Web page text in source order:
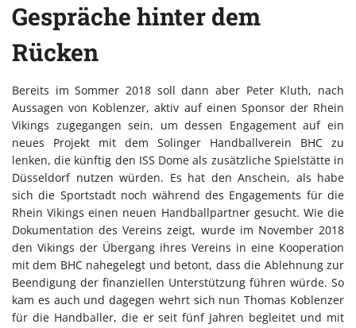
Gespräche hinter dem
Rücken
Bereits im Sommer 2018 soll dann aber Peter Kluth, nach
Aussagen von Koblenzer, aktiv auf einen Sponsor der Rhein
Vikings zugegangen sein, um dessen Engagement auf ein
neues Projekt mit dem Solinger Handballverein BHC zu
lenken, die künftig den ISS Dome als zusätzliche Spielstätte in
Düsseldorf nutzen würden. Es hat den Anschein, als habe
sich die Sportstadt noch während des Engagements für die
Rhein Vikings einen neuen Handballpartner gesucht. Wie die
Dokumentation des Vereins zeigt, wurde im November 2018
den Vikings der Übergang ihres Vereins in eine Kooperation
mit dem BHC nahegelegt und betont, dass die Ablehnung zur
Beendigung der finanziellen Unterstützung führen würde. So
kam es auch und dagegen wehrt sich nun Thomas Koblenzer
für die Handballer, die er seit fünf Jahren begleitet und mit